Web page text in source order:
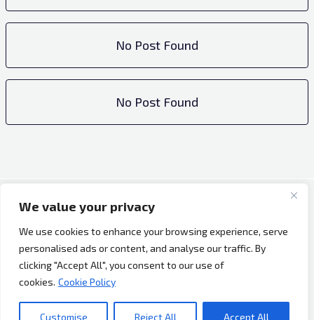
We value your privacy
We use cookies to enhance your browsing experience, serve
personalised ads or content, and analyse our traffic. By
clicking "Accept All", you consent to our use of
cookies. Cookie Policy
Customise Reject All Accept All
No Post Found
No Post Found
Copyright © 2026 Bh Dijaspora.
O nama
Marketing
Uslovi korištenja